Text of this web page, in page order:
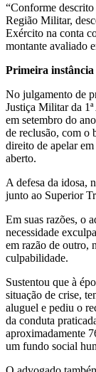
“Conforme
Região Militar,
Exército na conta
montante avaliado
Primeira instância
No julgamento de
Justiça Militar da
em setembro do
de reclusão, com o
direito de apelar
aberto.
A defesa da idosa,
junto ao Superior
Em suas razões, o
necessidade
em razão de outro,
culpabilidade.
Sustentou que à
situação de crise,
aluguel e pediu o
da conduta
aproximadamente
um fundo social